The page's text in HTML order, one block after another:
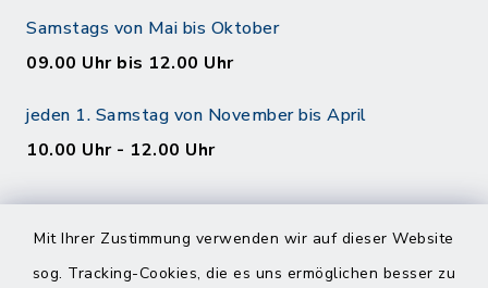
Mit Ihrer Zustimmung verwenden wir auf dieser Website
sog. Tracking-Cookies, die es uns ermöglichen besser zu
Samstags von Mai bis Oktober
09.00 Uhr bis 12.00 Uhr
jeden 1. Samstag von November bis April
10.00 Uhr - 12.00 Uhr